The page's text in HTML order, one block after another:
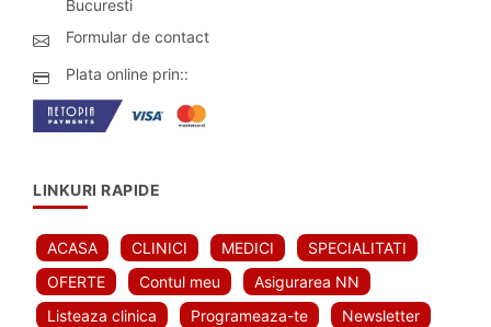
Bucuresti
Formular de contact
Plata online prin::
LINKURI RAPIDE
ACASA CLINICI MEDICI
SPECIALITATI
OFERTE
Contul meu
Asigurarea NN
Listeaza clinica
Programeaza-te Newsletter